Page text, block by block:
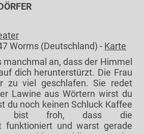
Worms (Deutschland) - Karte
manchmal an, dass der Himmel
dich herunterstürzt. Die Frau
zu viel geschlafen. Sie redet
Lawine aus Wörtern wirst du
du noch keinen Schluck Kaffee
bist froh, dass die
funktioniert und warst gerade